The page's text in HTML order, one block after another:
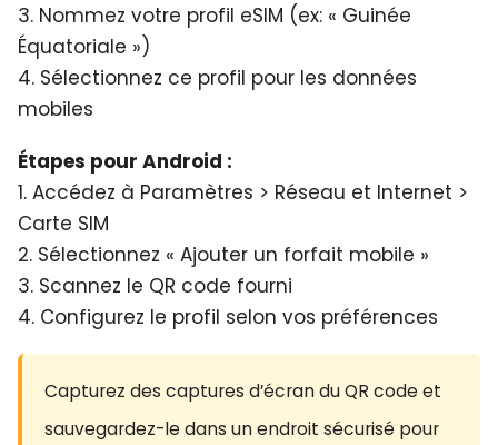
3. Nommez votre profil eSIM (ex: « Guinée
Équatoriale »)
4. Sélectionnez ce profil pour les données
mobiles
Étapes pour Android :
1. Accédez à Paramètres > Réseau et Internet >
Carte SIM
2. Sélectionnez « Ajouter un forfait mobile »
3. Scannez le QR code fourni
4. Configurez le profil selon vos préférences
Capturez des captures d’écran du QR code et
sauvegardez-le dans un endroit sécurisé pour